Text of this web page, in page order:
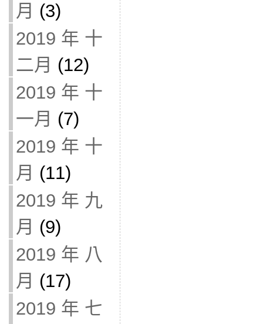
月 (3)
2019 年 十
二月 (12)
2019 年 十
一月 (7)
2019 年 十
月 (11)
2019 年 九
月 (9)
2019 年 八
月 (17)
2019 年 七